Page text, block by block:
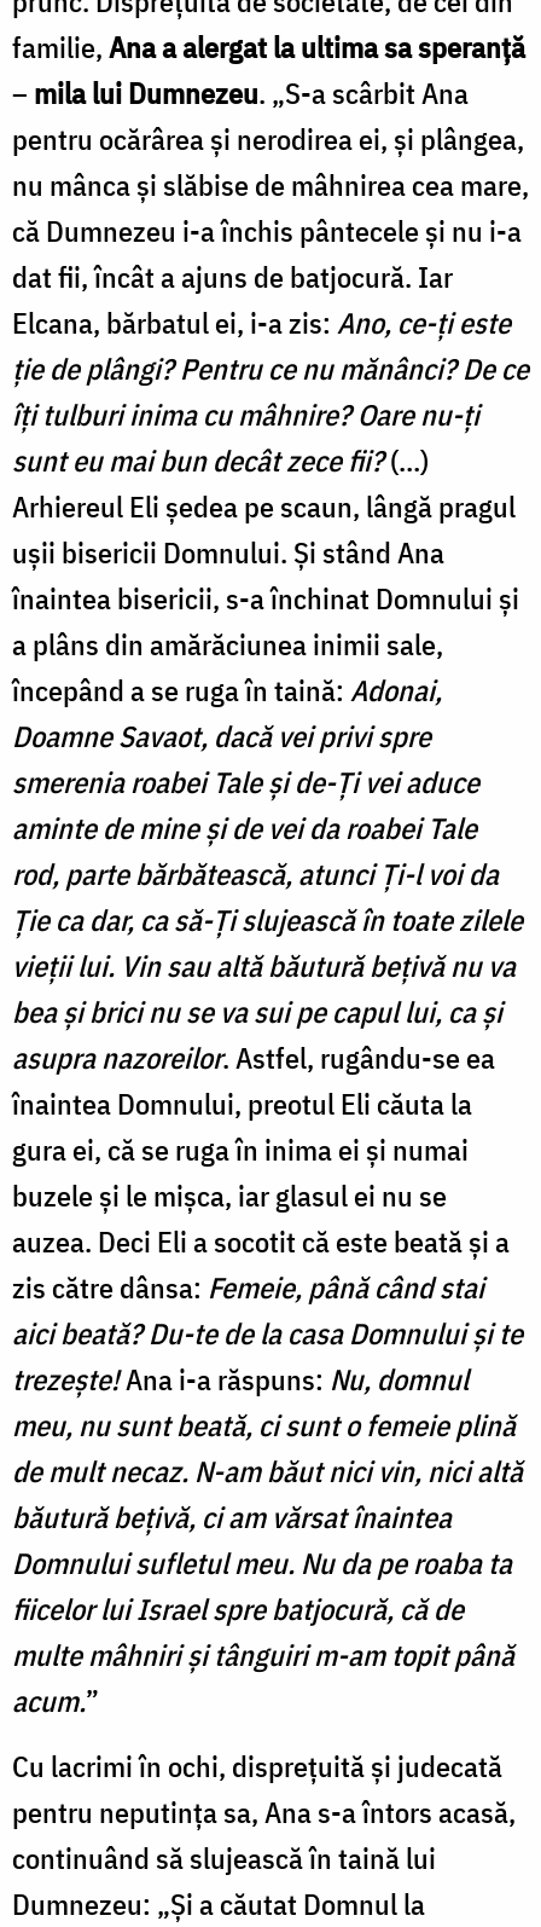
familie,Ana a alergat la ultima sa speranță
– mila lui Dumnezeu. „S-a scârbit Ana
pentru ocărârea şi nerodirea ei, şi plângea,
nu mânca şi slăbise de mâhnirea cea mare,
că Dumnezeu i-a închis pântecele şi nu i-a
dat fii, încât a ajuns de batjocură. Iar
Elcana, bărbatul ei, i-a zis: Ano, ce-ţi este
ţie de plângi? Pentru ce nu mănânci? De ce
îţi tulburi inima cu mâhnire? Oare nu-ţi
sunt eu mai bun decât zece fii?(…)
Arhiereul Eli şedea pe scaun, lângă pragul
uşii bisericii Domnului. Şi stând Ana
înaintea bisericii, s-a închinat Domnului şi
a plâns din amărăciunea inimii sale,
începând a se ruga în taină: Adonai,
Doamne Savaot, dacă vei privi spre
smerenia roabei Tale şi de-Ţi vei aduce
aminte de mine şi de vei da roabei Tale
rod, parte bărbătească, atunci Ţi-l voi da
Ţie ca dar, ca să-Ţi slujească în toate zilele
vieţii lui. Vin sau altă băutură beţivă nu va
bea şi brici nu se va sui pe capul lui, ca şi
asupra nazoreilor. Astfel, rugându-se ea
înaintea Domnului, preotul Eli căuta la
gura ei, că se ruga în inima ei şi numai
buzele şi le mişca, iar glasul ei nu se
auzea. Deci Eli a socotit că este beată şi a
zis către dânsa: Femeie, până când stai
aici beată? Du-te de la casa Domnului şi te
trezeşte!Ana i-a răspuns: Nu, domnul
meu, nu sunt beată, ci sunt o femeie plină
de mult necaz. N-am băut nici vin, nici altă
băutură beţivă, ci am vărsat înaintea
Domnului sufletul meu. Nu da pe roaba ta
fiicelor lui Israel spre batjocură, că de
multe mâhniri şi tânguiri m-am topit până
acum.”
Cu lacrimi în ochi, disprețuită și judecată
pentru neputința sa, Ana s-a întors acasă,
continuând să slujească în taină lui
Dumnezeu: „Şi a căutat Domnul la